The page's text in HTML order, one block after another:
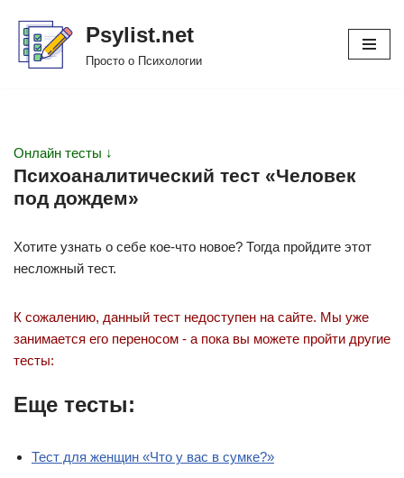
Перейти
Psylist.net
Просто о Психологии
Онлайн тесты ↓
Психоаналитический тест «Человек
под дождем»
Хотите узнать о себе кое-что новое? Тогда пройдите этот
несложный тест.
К сожалению, данный тест недоступен на сайте. Мы уже
занимается его переносом - а пока вы можете пройти другие
тесты:
Еще тесты:
Тест для женщин «Что у вас в сумке?»